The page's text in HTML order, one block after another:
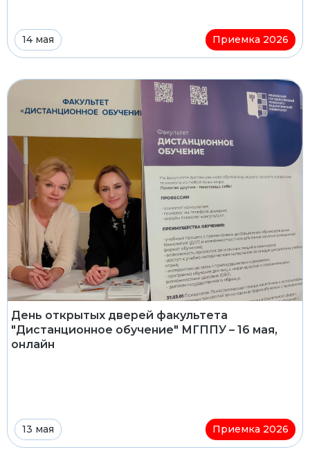
14 мая Приемка 2026
День открытых дверей факультета
"Дистанционное обучение" МГППУ – 16 мая,
онлайн
13 мая Приемка 2026